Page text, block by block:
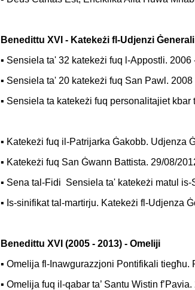
Benedittu XVI - Katekeżi fl-Udjenzi
▪ Sensiela ta' 32 katekeżi fuq l-Appostli. 2006
▪ Sensiela ta' 20 katekeżi fuq San Pawl. 2008
▪ Sensiela ta katekeżi fuq personalitajiet kbar
▪ Katekeżi fuq il-Patrijarka Ġakobb. Udjenza
▪ Katekeżi fuq San Ġwann Battista. 29/08/
▪ Sena tal-Fidi Sensiela ta' katekeżi matul is-
▪ Is-sinifikat tal-martirju. Katekeżi fl-Udjenza
Benedittu XVI (2005 - 2013) - Omeliji
▪ Omelija fl-Inawgurazzjoni Pontifikali tiegħu.
▪ Omelija fuq il-qabar ta’ Santu Wistin